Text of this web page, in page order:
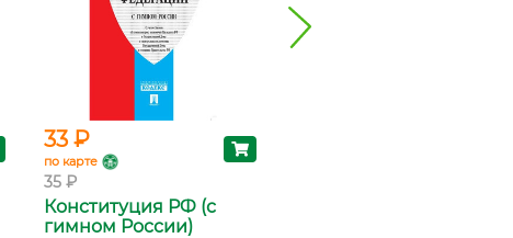
33 ₽
по карте
35 ₽
Конституция РФ (с
гимном России)